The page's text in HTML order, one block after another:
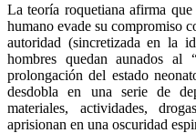
La teoría roquetiana afirma
humano evade su compromiso
autoridad (sincretizada en la
hombres quedan aunados al
prolongación del estado
desdobla en una serie de
materiales, actividades,
aprisionan en una oscuridad